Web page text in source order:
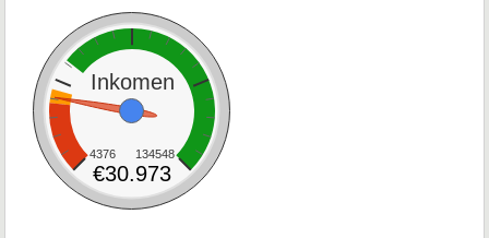
Inkomen
4376 134548
€30.973